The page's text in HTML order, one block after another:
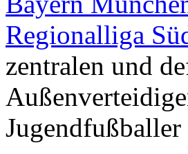
Regionalliga
zentralen und